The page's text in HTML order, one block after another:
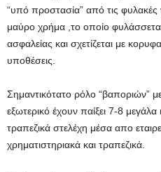
“υπό προστασία” από τις
μαύρο χρήμα ,το οποίο
ασφαλείας και σχετίζεται με
υποθέσεις.
Σημαντικότατο ρόλο “βαποριών”
εξωτερικό έχουν παίξει 7-8
τραπεζικά στελέχη μέσα απο
χρηματιστηριακά και τραπεζικά.